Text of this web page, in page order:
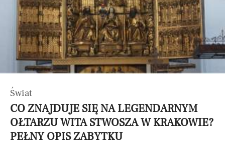
Świat
CO ZNAJDUJE SIĘ NA LEGENDARNYM
OŁTARZU WITA STWOSZA W KRAKOWIE?
PEŁNY OPIS ZABYTKU